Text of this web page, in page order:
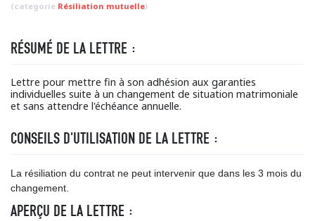
(categorie Résiliation mutuelle)
RÉSUMÉ DE LA LETTRE :
Lettre pour mettre fin à son adhésion aux garanties
individuelles suite à un changement de situation matrimoniale
et sans attendre l'échéance annuelle.
CONSEILS D'UTILISATION DE LA LETTRE :
La résiliation du contrat ne peut intervenir que dans les 3 mois du
changement.
APERÇU DE LA LETTRE :